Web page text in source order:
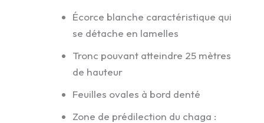
Écorce blanche caractéristique qui
se détache en lamelles
Tronc pouvant atteindre 25 mètres
de hauteur
Feuilles ovales à bord denté
Zone de prédilection du chaga :